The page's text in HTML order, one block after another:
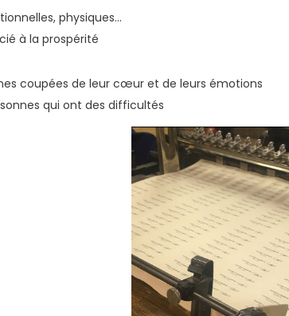
physiques...
à la prospérité
coupées de leur cœur et de leurs émotions
qui ont des difficultés